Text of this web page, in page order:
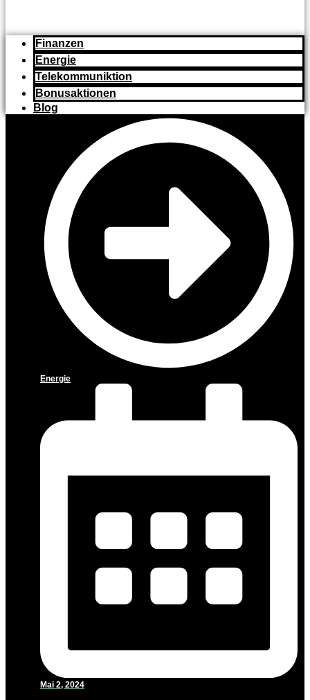
Finanzen
Energie
Telekommuniktion
Bonusaktionen
Blog
Energie
Mai 2, 2024